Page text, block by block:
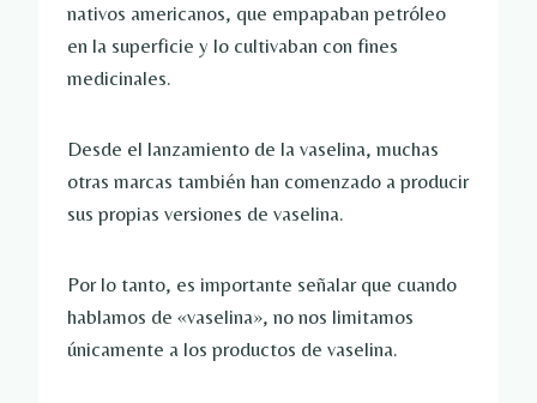
nativos americanos, que empapaban petróleo
en la superficie y lo cultivaban con fines
medicinales.
Desde el lanzamiento de la vaselina, muchas
otras marcas también han comenzado a producir
sus propias versiones de vaselina.
Por lo tanto, es importante señalar que cuando
hablamos de «vaselina», no nos limitamos
únicamente a los productos de vaselina.